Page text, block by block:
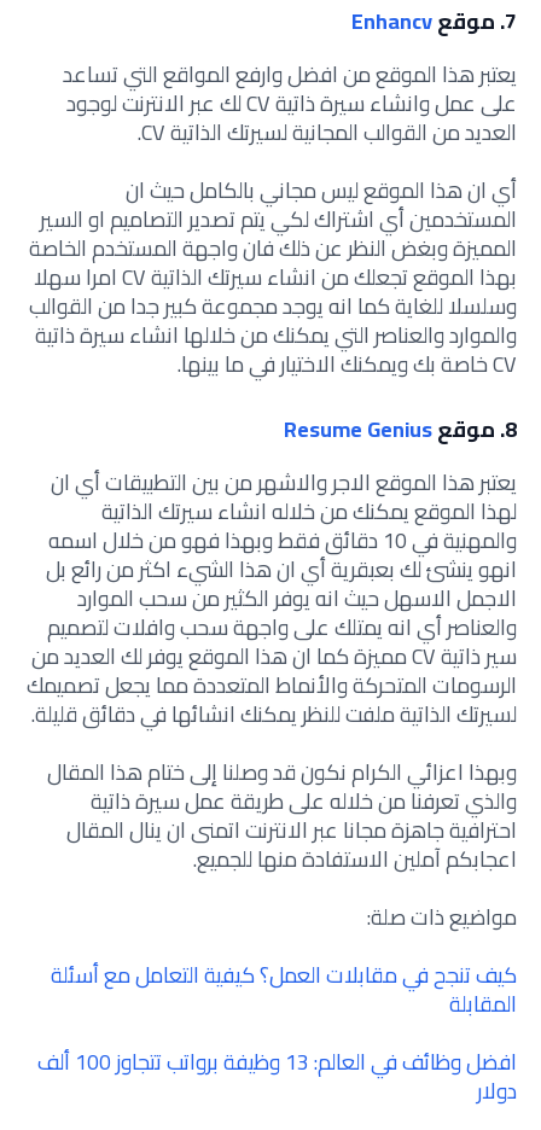
7. موقع
Enhancv
يعتبر هذا الموقع من افضل وارفع المواقع التي تساعد
على عمل وانشاء سيرة ذاتية CV لك عبر الانترنت لوجود
العديد من القوالب المجانية لسيرتك الذاتية CV.
أي ان هذا الموقع ليس مجاني بالكامل حيث ان
المستخدمين أي اشتراك لكي يتم تصدير التصاميم او السير
المميزة وبغض النظر عن ذلك فان واجهة المستخدم الخاصة
بهذا الموقع تجعلك من انشاء سيرتك الذاتية CV امرا سهلا
وسلسلا للغاية كما انه يوجد مجموعة كبير جدا من القوالب
والموارد والعناصر التي يمكنك من خلالها انشاء سيرة ذاتية
CV خاصة بك ويمكنك الاختيار في ما بينها.
8. موقع
Resume Genius
يعتبر هذا الموقع الاجر والاشهر من بين التطبيقات أي ان
لهذا الموقع يمكنك من خلاله انشاء سيرتك الذاتية
والمهنية في 10 دقائق فقط وبهذا فهو من خلال اسمه
انهو ينشئ لك بعبقرية أي ان هذا الشيء اكثر من رائع بل
الاجمل الاسهل حيث انه يوفر الكثير من سحب الموارد
والعناصر أي انه يمتلك على واجهة سحب وافلات لتصميم
سير ذاتية CV مميزة كما ان هذا الموقع يوفر لك العديد من
الرسومات المتحركة والأنماط المتعددة مما يجعل تصميمك
لسيرتك الذاتية ملفت للنظر يمكنك انشائها في دقائق قليلة.
وبهذا اعزائي الكرام نكون قد وصلنا إلى ختام هذا المقال
والذي تعرفنا من خلاله على طريقة عمل سيرة ذاتية
احترافية جاهزة مجانا عبر الانترنت اتمنى ان ينال المقال
اعجابكم آملين الاستفادة منها للجميع.
مواضيع ذات صلة:
كيف تنجح في مقابلات العمل؟ كيفية التعامل مع أسئلة
المقابلة
افضل وظائف في العالم: 13 وظيفة برواتب تتجاوز 100 ألف
دولار